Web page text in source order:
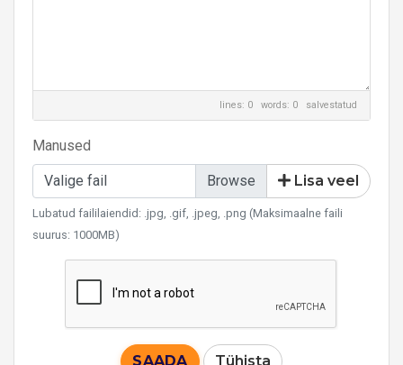
lines: 0 words: 0 salvestatud
Manused
Valige fail Lisa veel
Lubatud faililaiendid: .jpg, .gif, .jpeg, .png (Maksimaalne faili
suurus: 1000MB)
SAADA Tühista